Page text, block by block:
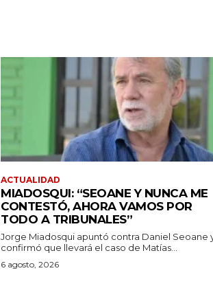
ACTUALIDAD
MIADOSQUI: “SEOANE Y NUNCA ME
CONTESTÓ, AHORA VAMOS POR
TODO A TRIBUNALES”
Jorge Miadosqui apuntó contra Daniel Seoane
confirmó que llevará el caso de Matías...
6 agosto, 2026